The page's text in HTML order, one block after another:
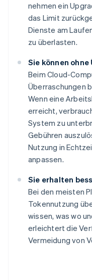
nehmen ein
das Limit
Dienste am
zu überlasten.
Sie können
Beim Cloud-
Überraschungen
Wenn eine
erreicht,
System zu
Gebühren
Nutzung in
anpassen.
Sie erhalten
Bei den meisten
Tokennutzung
wissen, was wo
erleichtert die
Vermeidung von